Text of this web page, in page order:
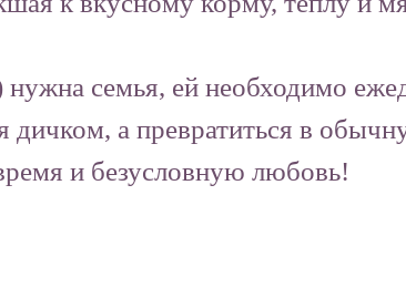
семья, ей необходимо
дичком, а превратиться в
и безусловную любовь!